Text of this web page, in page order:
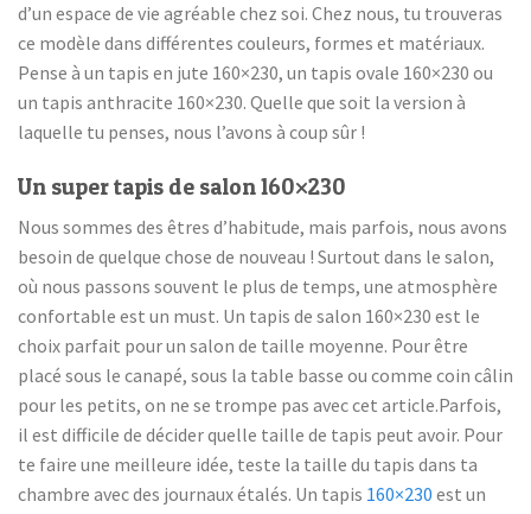
d’un espace de vie agréable chez soi. Chez nous, tu trouveras
ce modèle dans différentes couleurs, formes et matériaux.
Pense à un tapis en jute 160×230, un tapis ovale 160×230 ou
un tapis anthracite 160×230. Quelle que soit la version à
laquelle tu penses, nous l’avons à coup sûr !
Un super tapis de salon 160×230
Nous sommes des êtres d’habitude, mais parfois, nous avons
besoin de quelque chose de nouveau ! Surtout dans le salon,
où nous passons souvent le plus de temps, une atmosphère
confortable est un must. Un tapis de salon 160×230 est le
choix parfait pour un salon de taille moyenne. Pour être
placé sous le canapé, sous la table basse ou comme coin câlin
pour les petits, on ne se trompe pas avec cet article.Parfois,
il est difficile de décider quelle taille de tapis peut avoir. Pour
te faire une meilleure idée, teste la taille du tapis dans ta
chambre avec des journaux étalés. Un tapis 160×230 est un